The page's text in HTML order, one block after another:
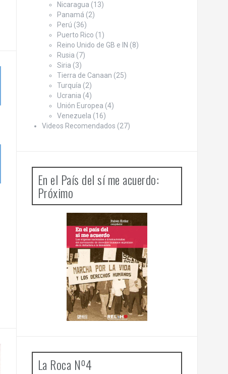
Nicaragua (13)
Panamá (2)
Perú (36)
Puerto Rico (1)
Reino Unido de GB e IN (8)
Rusia (7)
Siria (3)
Tierra de Canaan (25)
Turquía (2)
Ucrania (4)
Unión Europea (4)
Venezuela (16)
Videos Recomendados (27)
En el País del sí me acuerdo:
Próximo
La Roca Nº4